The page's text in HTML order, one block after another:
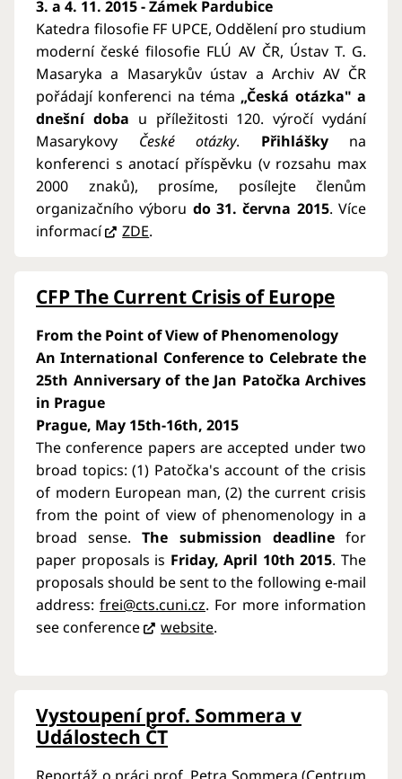
3. a 4. 11. 2015 - Zámek Pardubice
Katedra filosofie FF UPCE, Oddělení pro studium
moderní české filosofie FLÚ AV ČR, Ústav T. G.
Masaryka a Masarykův ústav a Archiv AV ČR
pořádají konferenci na téma „Česká otázka" a
dnešní doba u příležitosti 120. výročí vydání
Masarykovy České otázky. Přihláškyna
konferenci s anotací příspěvku (v rozsahu max
2000 znaků), prosíme, posílejte členům
organizačního výboru do 31. června 2015. Více
informací
ZDE.
CFP The Current Crisis of Europe
From the Point of View of Phenomenology
An International Conference to Celebrate the
25th Anniversary of the Jan Patočka Archives
in Prague
Prague, May 15th-16th, 2015
The conference papers are accepted under two
broad topics: (1) Patočka's account of the crisis
of modern European man, (2) the current crisis
from the point of view of phenomenology in a
broad sense.The submission deadlinefor
paper proposals is Friday, April 10th 2015. The
proposals should be sent to the following e-mail
address: frei@cts.cuni.cz. For more information
see conference
website.
Vystoupení prof. Sommera v
Událostech ČT